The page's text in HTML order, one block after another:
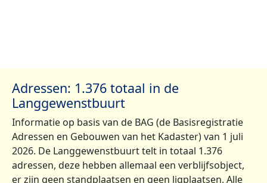
Adressen: 1.376 totaal in de
Langgewenstbuurt
Informatie op basis van de BAG (de Basisregistratie
Adressen en Gebouwen van het Kadaster) van 1 juli
2026. De Langgewenstbuurt telt in totaal 1.376
adressen, deze hebben allemaal een verblijfsobject,
er zijn geen standplaatsen en geen ligplaatsen. Alle